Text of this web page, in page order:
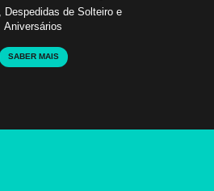
Despedidas de Solteiro e
Aniversários
SABER MAIS